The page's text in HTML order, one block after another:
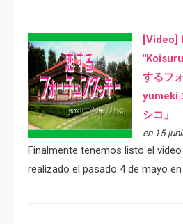
[Video]
するフ
yumeki
シコ」
en 15
Finalmente tenemos listo el
realizado el pasado 4 de mayo